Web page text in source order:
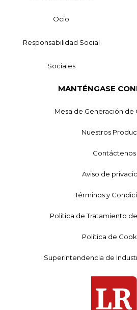
Ocio
Responsabilidad Social
Sociales
MANTÉNGASE
Mesa de Generación de
Nuestros
Contáctenos
Aviso de
Términos y
Política de Tratamiento
Política de
Superintendencia de